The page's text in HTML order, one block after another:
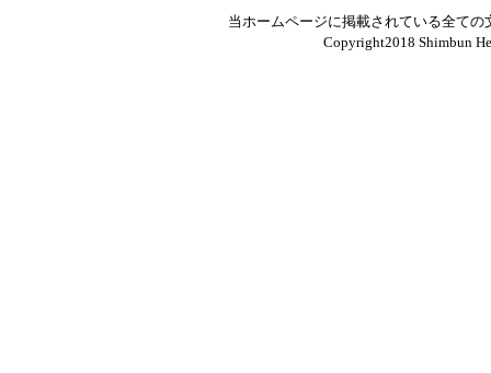
当ホームページに掲載されている全て
Copyright2018 Shimbun